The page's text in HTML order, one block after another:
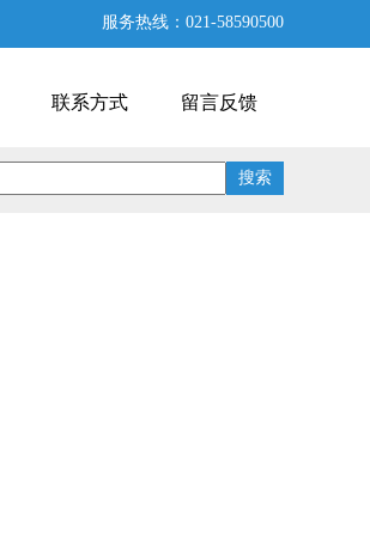
服务热线：021-58590500
联系方式 留言反馈